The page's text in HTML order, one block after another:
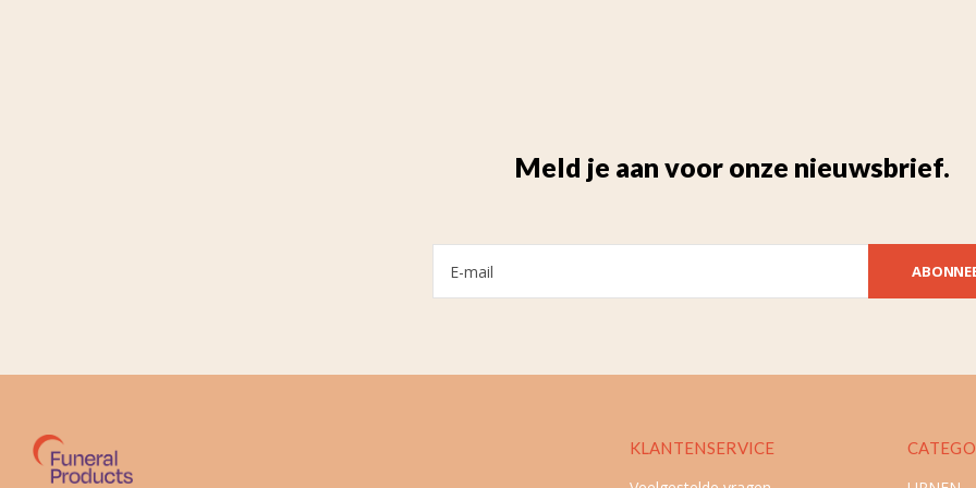
Meld je aan voor onze nieuwsbrief.
KLANTENSERVICE